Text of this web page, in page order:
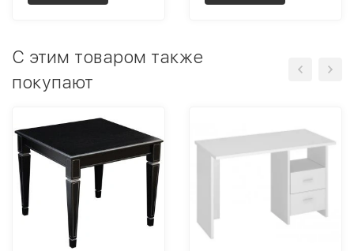
C этим товаром также
покупают